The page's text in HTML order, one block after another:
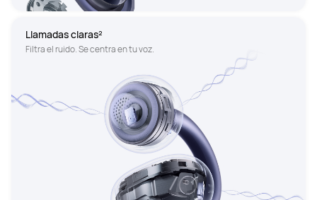
Llamadas claras²
Filtra el ruido. Se centra en tu voz.